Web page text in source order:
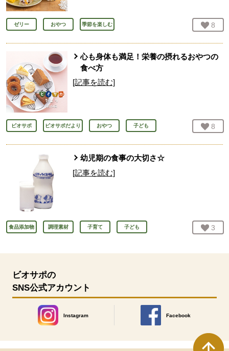
ゼリー おやつ 季節を楽しむ お気
8
心も身体も満足！栄養の摂れるおやつの
食べ方
[記事を読む]
ビオサポ ビオサポだより おやつ 子ども お気
8
幼児期の食事の大切さ☆
[記事を読む]
食品添加物 調理素材 子育て 子ども お気
3
ビオサポの
SNS公式アカウント
Instagram
別のウィンドウで開きます。
Facebook
別のウィンドウで開きます